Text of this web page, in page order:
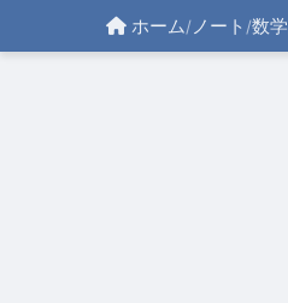
ホーム/ノート /数学